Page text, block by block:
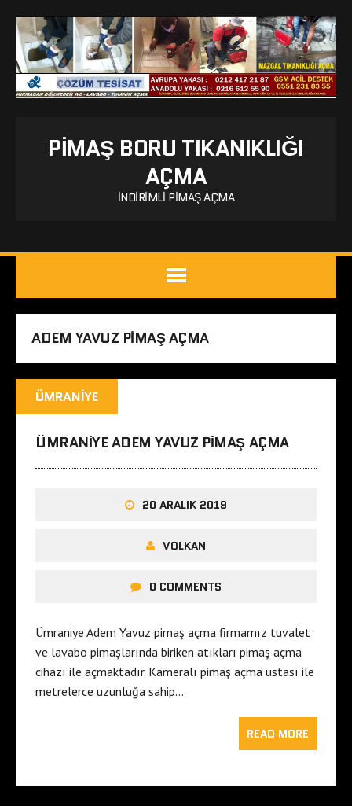
PIMAŞ BORU TIKANIKLIĞI
AÇMA
İNDIRIMLI PIMAŞ AÇMA
ADEM YAVUZ PIMAŞ AÇMA
ÜMRANIYE
ÜMRANIYE ADEM YAVUZ PIMAŞ AÇMA
20 ARALIK 2019
VOLKAN
0 COMMENTS
Ümraniye Adem Yavuz pimaş açma firmamız tuvalet
ve lavabo pimaşlarında biriken atıkları pimaş açma
cihazı ile açmaktadır. Kameralı pimaş açma ustası ile
metrelerce uzunluğa sahip…
READ MORE